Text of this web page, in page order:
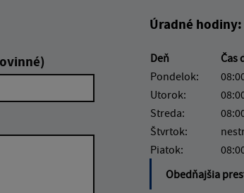
Úradné hodiny:
Deň Čas
Pondelok:
Utorok:
Streda:
Štvrtok:
Piatok:
Obedňajšia